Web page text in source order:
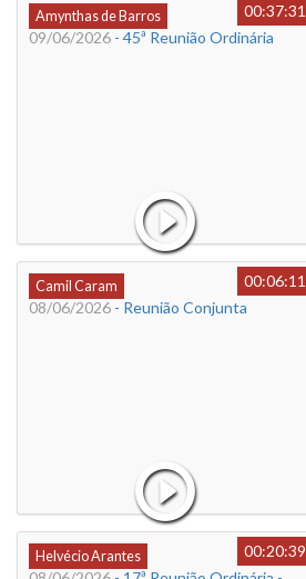
Amynthas de Barros
00:37:31
09/06/2026 - 45ª Reunião Ordinária
Camil Caram
00:06:11
08/06/2026 - Reunião Conjunta
Helvécio Arantes
00:20:39